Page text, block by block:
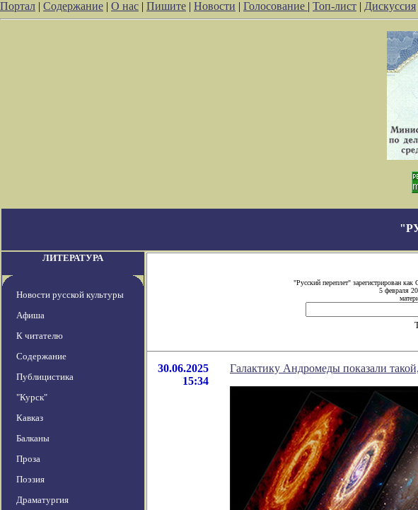
Портал | Содержание | О нас | Пишите | Новости | Голосование | Топ-лист | Дискуссия
ЛИТЕРАТУРА
Новости русской культуры
Афиша
К читателю
Содержание
Публицистика
"Курск"
Кавказ
Балканы
Проза
Поэзия
Драматургия
"Русский переплет" зарегистрирован
5 февраля
30.06.2025
15:34
Галактику Андромеды показали